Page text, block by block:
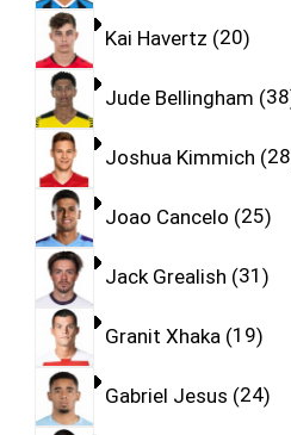
Kai Havertz 20
Jude Bellingham 38
Joshua Kimmich 28
Joao Cancelo 25
Jack Grealish 31
Granit Xhaka 19
Gabriel Jesus 24